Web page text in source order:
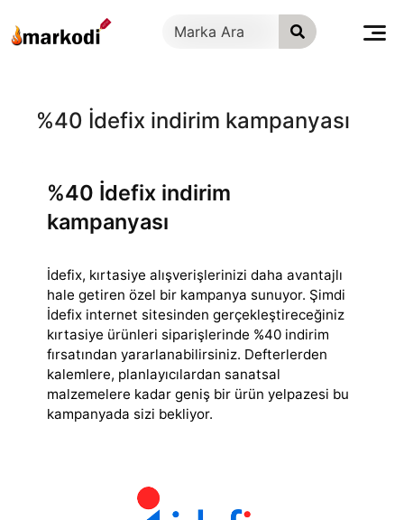
geç
%40 İdefix indirim kampanyası
%40 İdefix indirim
kampanyası
İdefix, kırtasiye alışverişlerinizi daha avantajlı
hale getiren özel bir kampanya sunuyor. Şimdi
İdefix internet sitesinden gerçekleştireceğiniz
kırtasiye ürünleri siparişlerinde %40 indirim
fırsatından yararlanabilirsiniz. Defterlerden
kalemlere, planlayıcılardan sanatsal
malzemelere kadar geniş bir ürün yelpazesi bu
kampanyada sizi bekliyor.